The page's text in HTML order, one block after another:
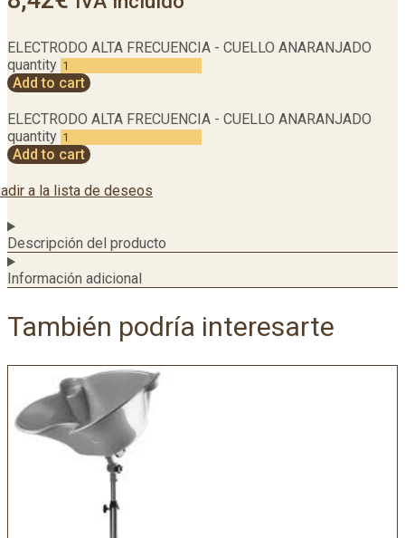
ELECTRODO ALTA FRECUENCIA - CUELLO ANARANJADO
quantity
Add to cart
ELECTRODO ALTA FRECUENCIA - CUELLO ANARANJADO
quantity
Add to cart
a la lista de deseos
Descripción del producto
Información adicional
También podría interesarte